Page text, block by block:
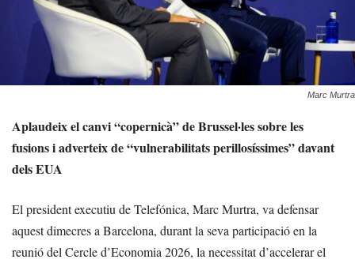
Marc Murtra
Aplaudeix el canvi “copernicà” de Brussel·les sobre les
fusions i adverteix de “vulnerabilitats perillosíssimes” davant
dels EUA
El president executiu de Telefónica, Marc Murtra, va defensar
aquest dimecres a Barcelona, durant la seva participació en la
reunió del Cercle d’Economia 2026, la necessitat d’accelerar el